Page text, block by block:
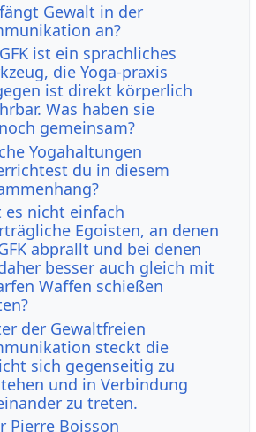
Gewalt in der
an?
ist ein sprachliches
die Yoga-praxis
ist direkt körperlich
Was haben sie
gemeinsam?
Yogahaltungen
du in diesem
es nicht einfach
Egoisten, an denen
abprallt und bei denen
besser auch gleich mit
Waffen schießen
der Gewaltfreien
steckt die
sich gegenseitig zu
und in Verbindung
zu treten.
Pierre Boisson